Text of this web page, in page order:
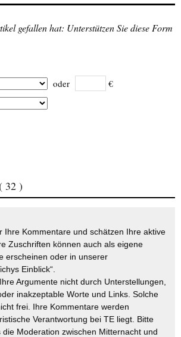
gefallen hat: Unterstützen Sie diese Form
oder €
32 )
Ihre Kommentare und schätzen Ihre aktive
Zuschriften können auch als eigene
erscheinen oder in unserer
Einblick“.
Argumente nicht durch Unterstellungen,
inakzeptable Worte und Links. Solche
frei. Ihre Kommentare werden
Verantwortung bei TE liegt. Bitte
Moderation zwischen Mitternacht und